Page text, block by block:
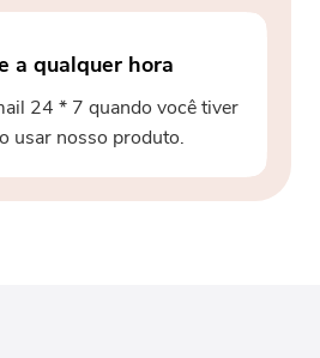
a qualquer hora
24 * 7 quando você tiver
usar nosso produto.